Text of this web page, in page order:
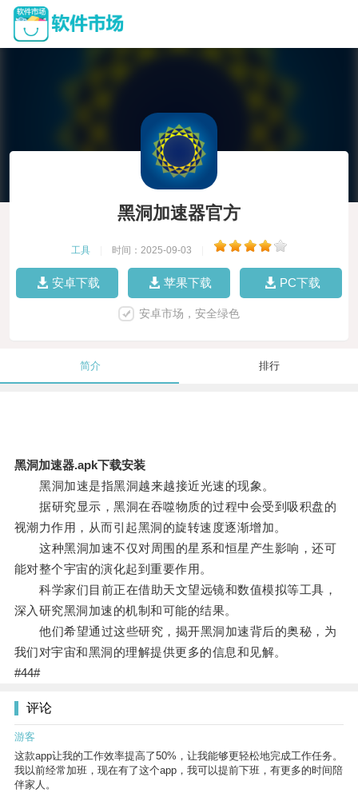
黑洞加速器官方
工具 时间：2025-09-03
安卓下载 苹果下载 PC下载
安卓市场，安全绿色
简介 排行
黑洞加速器.apk下载安装
黑洞加速是指黑洞越来越接近光速的现象。
据研究显示，黑洞在吞噬物质的过程中会受到吸积盘的
视潮力作用，从而引起黑洞的旋转速度逐渐增加。
这种黑洞加速不仅对周围的星系和恒星产生影响，还可
能对整个宇宙的演化起到重要作用。
科学家们目前正在借助天文望远镜和数值模拟等工具，
深入研究黑洞加速的机制和可能的结果。
他们希望通过这些研究，揭开黑洞加速背后的奥秘，为
我们对宇宙和黑洞的理解提供更多的信息和见解。
#44#
评论
游客
这款app让我的工作效率提高了50%，让我能够更轻松地完成工作任务。
我以前经常加班，现在有了这个app，我可以提前下班，有更多的时间陪
伴家人。